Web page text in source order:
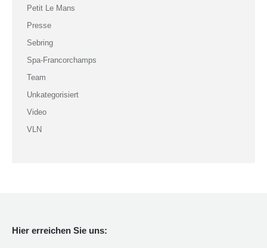
Petit Le Mans
Presse
Sebring
Spa-Francorchamps
Team
Unkategorisiert
Video
VLN
Hier erreichen Sie uns: